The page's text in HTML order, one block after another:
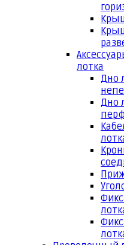
лотка
Дно
Дно